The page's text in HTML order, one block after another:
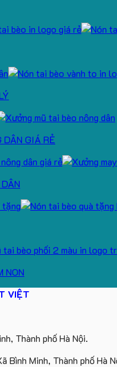
DÂN GIÁ RẺ
NON
VIỆT
Thành phố Hà Nội.
Bình Minh, Thành phố Hà